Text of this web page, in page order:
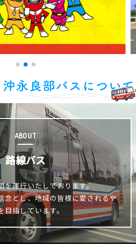
ABOUT
路線バス
を運行いたしております。
念とし、地域の皆様に愛されるや
指しています。